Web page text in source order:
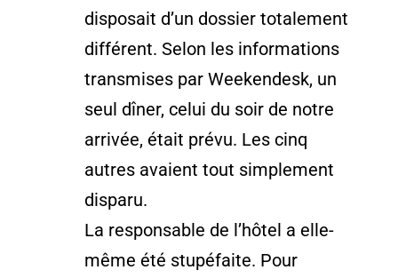
disposait d’un dossier totalement
différent. Selon les informations
transmises par Weekendesk, un
seul dîner, celui du soir de notre
arrivée, était prévu. Les cinq
autres avaient tout simplement
disparu.
La responsable de l’hôtel a elle-
même été stupéfaite. Pour